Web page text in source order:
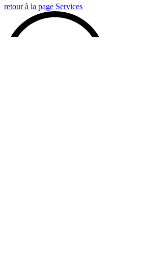
retour à la page Services